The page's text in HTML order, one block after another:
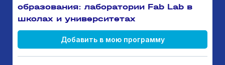
образования: лаборатории Fab Lab в
школах и университетах
Добавить в мою программу